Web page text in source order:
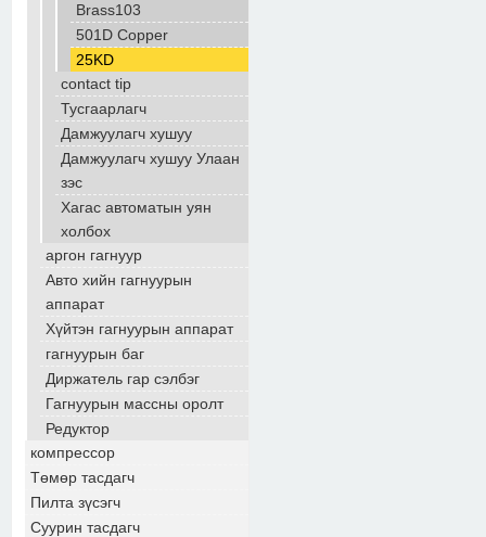
Brass103
501D Copper
25KD
contact tip
Тусгаарлагч
Дамжуулагч хушуу
Дамжуулагч хушуу Улаан
зэс
Хагас автоматын уян
холбох
аргон гагнуур
Авто хийн гагнуурын
аппарат
Хүйтэн гагнуурын аппарат
гагнуурын баг
Диржатель гар сэлбэг
Гагнуурын массны оролт
Редуктор
компрессор
Төмөр тасдагч
Пилта зүсэгч
Суурин тасдагч